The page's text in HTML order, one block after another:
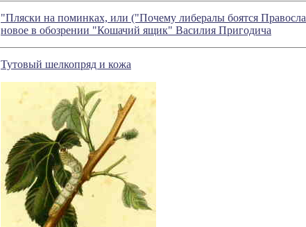
"Пляски на поминках, или ("Почему либералы боятся
новое в обозрении "Кошачий ящик" Василия Пригодича
Тутовый шелкопряд и кожа